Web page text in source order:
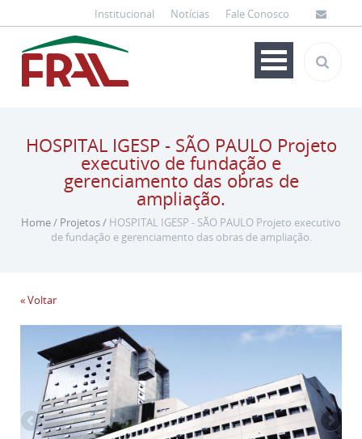
Institucional Notícias Fale Conosco
HOSPITAL IGESP - SÃO PAULO Projeto
executivo de fundação e
gerenciamento das obras de
ampliação.
Home/ Projetos/ HOSPITAL IGESP - SÃO PAULO Projeto executivo
de fundação e gerenciamento das obras de ampliação.
« Voltar